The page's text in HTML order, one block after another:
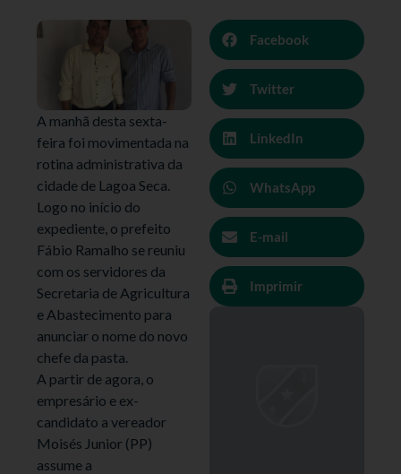
A manhã desta sexta-
feira foi movimentada na
rotina administrativa da
cidade de Lagoa Seca.
Logo no início do
expediente, o prefeito
Fábio Ramalho se reuniu
com os servidores da
Secretaria de Agricultura
e Abastecimento para
anunciar o nome do novo
chefe da pasta.
A partir de agora, o
empresário e ex-
candidato a vereador
Moisés Junior (PP)
assume a
Facebook
Twitter
LinkedIn
WhatsApp
E-mail
Imprimir